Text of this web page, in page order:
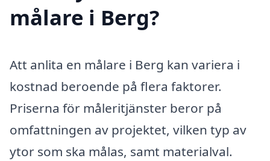
målare i Berg?
Att anlita en målare i Berg kan variera i
kostnad beroende på flera faktorer.
Priserna för måleritjänster beror på
omfattningen av projektet, vilken typ av
ytor som ska målas, samt materialval.